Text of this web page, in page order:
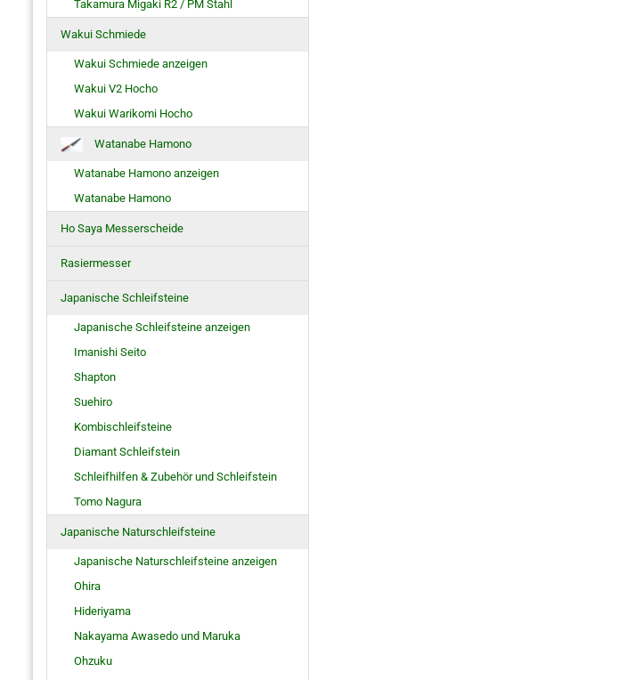
Takamura Migaki R2 / PM Stahl
Wakui Schmiede
Wakui Schmiede anzeigen
Wakui V2 Hocho
Wakui Warikomi Hocho
Watanabe Hamono
Watanabe Hamono anzeigen
Watanabe Hamono
Ho Saya Messerscheide
Rasiermesser
Japanische Schleifsteine
Japanische Schleifsteine anzeigen
Imanishi Seito
Shapton
Suehiro
Kombischleifsteine
Diamant Schleifstein
Schleifhilfen & Zubehör und Schleifstein
Tomo Nagura
Japanische Naturschleifsteine
Japanische Naturschleifsteine anzeigen
Ohira
Hideriyama
Nakayama Awasedo und Maruka
Ohzuku